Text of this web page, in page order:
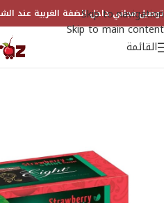
Skip to navigation
Skip to main content
توصيل مجاني داخل الضفة الغربية عند الشراء
القائمة